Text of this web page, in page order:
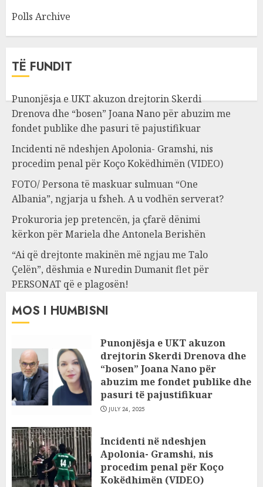
Polls Archive
TË FUNDIT
Punonjësja e UKT akuzon drejtorin Skerdi
Drenova dhe “bosen” Joana Nano për abuzim me
fondet publike dhe pasuri të pajustifikuar
Incidenti në ndeshjen Apolonia- Gramshi, nis
procedim penal për Koço Kokëdhimën (VIDEO)
FOTO/ Persona të maskuar sulmuan “One
Albania”, ngjarja u fsheh. A u vodhën serverat?
Prokuroria jep pretencën, ja çfarë dënimi
kërkon për Mariela dhe Antonela Berishën
“Ai që drejtonte makinën më ngjau me Talo
Çelën”, dëshmia e Nuredin Dumanit flet për
PERSONAT që e plagosën!
MOS I HUMBISNI
Punonjësja e UKT akuzon
drejtorin Skerdi Drenova dhe
“bosen” Joana Nano për
abuzim me fondet publike dhe
pasuri të pajustifikuar
JULY 24, 2025
Incidenti në ndeshjen
Apolonia- Gramshi, nis
procedim penal për Koço
Kokëdhimën (VIDEO)